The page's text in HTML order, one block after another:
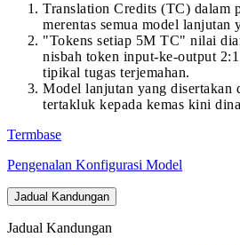
Translation Credits (TC) dalam
merentas semua model lanjutan
"Tokens setiap 5M TC" nilai
nisbah token input-ke-output
tipikal tugas terjemahan.
Model lanjutan yang disertakan
tertakluk kepada kemas kini
Termbase
Pengenalan Konfigurasi Model
Jadual Kandungan
Jadual Kandungan